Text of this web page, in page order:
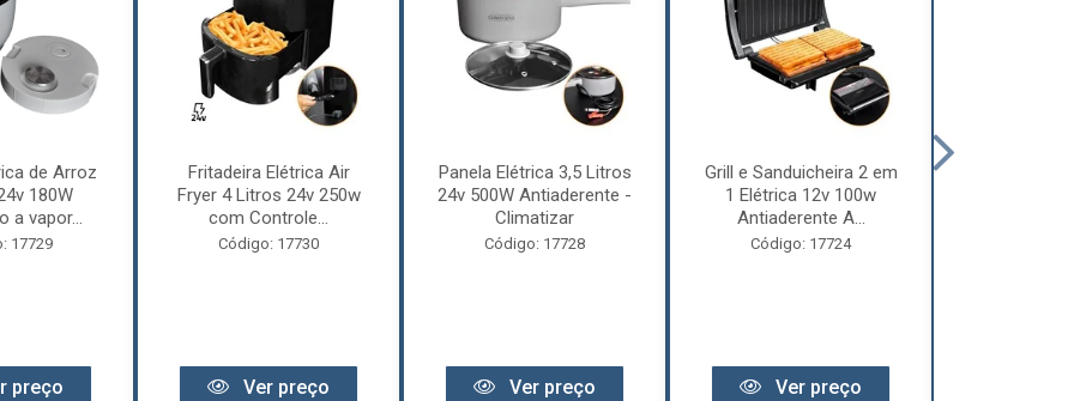
de Arroz
180W
a vapor...
17729
preço
Fritadeira Elétrica Air
Fryer 4 Litros 24v 250w
com Controle...
Código: 17730
Ver preço
Panela Elétrica 3,5 Litros
24v 500W Antiaderente -
Climatizar
Código: 17728
Ver preço
Grill e Sanduicheira 2 em
1 Elétrica 12v 100w
Antiaderente A...
Código: 17724
Ver preço